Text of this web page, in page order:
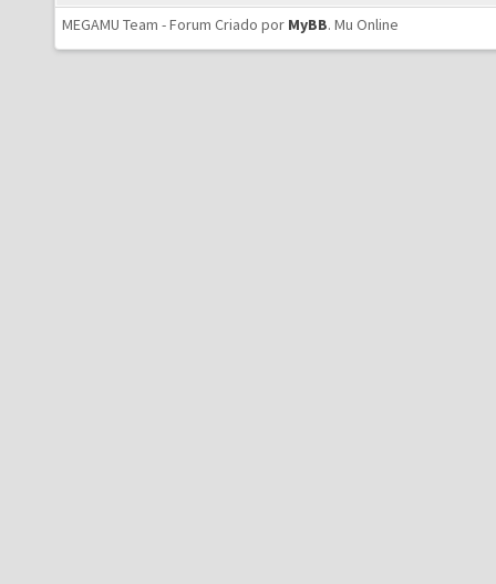
MEGAMU Team - Forum Criado por MyBB. Mu Online